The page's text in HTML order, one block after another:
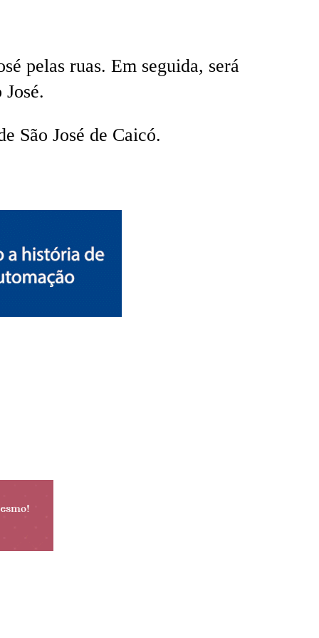
pelas ruas. Em seguida, será
São José de Caicó.